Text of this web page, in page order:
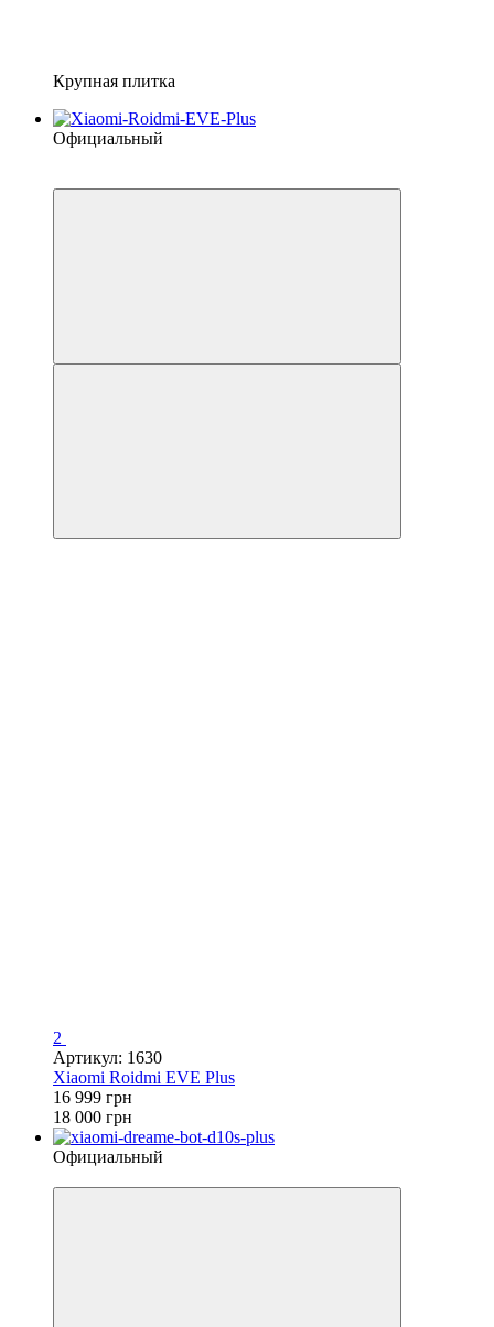
Крупная плитка
Официальный
2
Артикул: 1630
Xiaomi Roidmi EVE Plus
16 999 грн
18 000 грн
Официальный